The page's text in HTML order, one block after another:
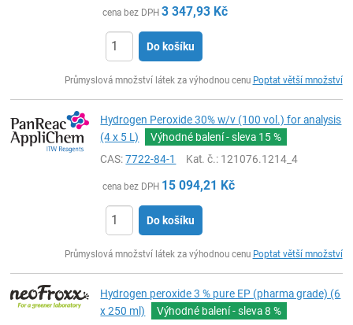
cena bez DPH 3 347,93 Kč
Do košíku
Průmyslová množství látek za výhodnou cenu Poptat větší množství
Hydrogen Peroxide 30% w/v (100 vol.) for analysis
(4 x 5 L)
Výhodné balení - sleva 15 %
CAS:7722-84-1 Kat. č.: 121076.1214_4
cena bez DPH 15 094,21 Kč
Do košíku
Průmyslová množství látek za výhodnou cenu Poptat větší množství
Hydrogen peroxide 3 % pure EP (pharma grade) (6
x 250 ml)
Výhodné balení - sleva8 %